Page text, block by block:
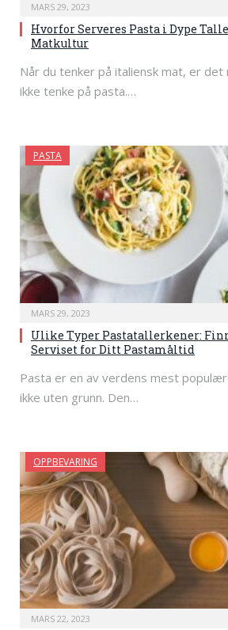
MARS 29, 2023
Hvorfor Serveres Pasta i Dype
Matkultur
Når du tenker på italiensk mat, er det
ikke tenke på pasta.…
PASTA
MARS 29, 2023
Ulike Typer Pastatallerkener:
Serviset for Ditt Pastamåltid
Pasta er en av verdens mest
ikke uten grunn. Den…
OPPBEVARING
MARS 22, 2023